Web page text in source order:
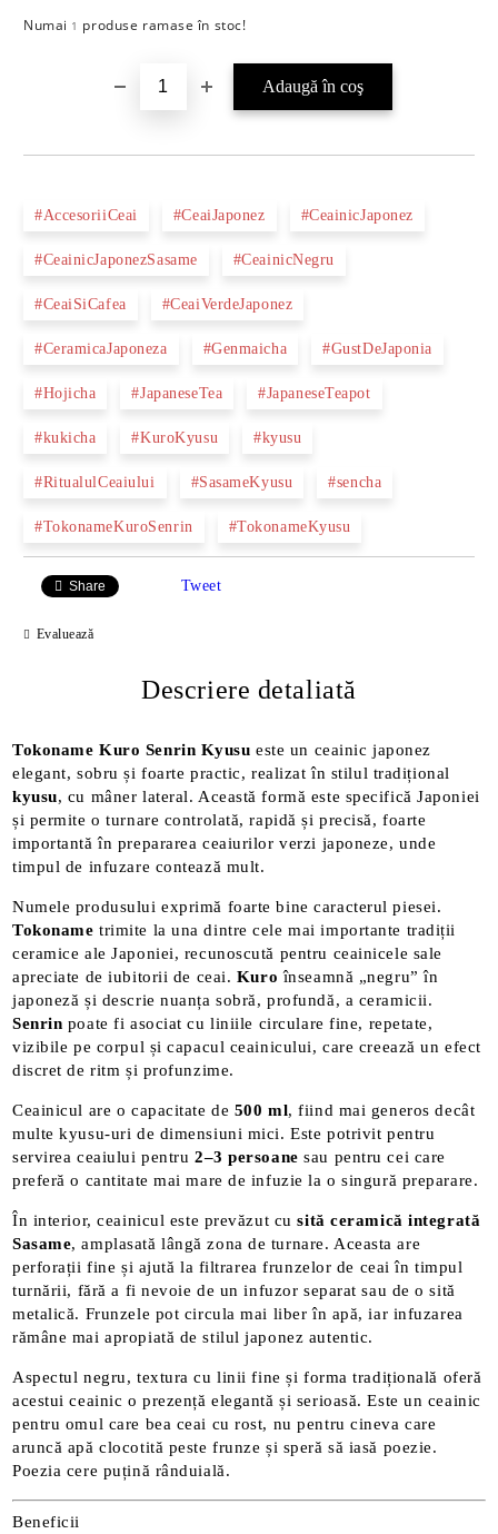
Numai 1 produse ramase în stoc!
#AccesoriiCeai #CeaiJaponez #CeainicJaponez
#CeainicJaponezSasame #CeainicNegru
#CeaiSiCafea #CeaiVerdeJaponez
#CeramicaJaponeza #Genmaicha #GustDeJaponia
#Hojicha #JapaneseTea #JapaneseTeapot
#kukicha #KuroKyusu #kyusu
#RitualulCeaiului #SasameKyusu #sencha
#TokonameKuroSenrin #TokonameKyusu
Share Tweet
Evaluează
Descriere detaliată
Tokoname Kuro Senrin Kyusu este un ceainic japonez
elegant, sobru și foarte practic, realizat în stilul tradițional
kyusu, cu mâner lateral. Această formă este specifică Japoniei
și permite o turnare controlată, rapidă și precisă, foarte
importantă în prepararea ceaiurilor verzi japoneze, unde
timpul de infuzare contează mult.
Numele produsului exprimă foarte bine caracterul piesei.
Tokoname trimite la una dintre cele mai importante tradiții
ceramice ale Japoniei, recunoscută pentru ceainicele sale
apreciate de iubitorii de ceai. Kuro înseamnă „negru” în
japoneză și descrie nuanța sobră, profundă, a ceramicii.
Senrin poate fi asociat cu liniile circulare fine, repetate,
vizibile pe corpul și capacul ceainicului, care creează un efect
discret de ritm și profunzime.
Ceainicul are o capacitate de 500 ml, fiind mai generos decât
multe kyusu-uri de dimensiuni mici. Este potrivit pentru
servirea ceaiului pentru 2–3 persoane sau pentru cei care
preferă o cantitate mai mare de infuzie la o singură preparare.
În interior, ceainicul este prevăzut cusită ceramică integrată
Sasame, amplasată lângă zona de turnare. Aceasta are
perforații fine și ajută la filtrarea frunzelor de ceai în timpul
turnării, fără a fi nevoie de un infuzor separat sau de o sită
metalică. Frunzele pot circula mai liber în apă, iar infuzarea
rămâne mai apropiată de stilul japonez autentic.
Aspectul negru, textura cu linii fine și forma tradițională oferă
acestui ceainic o prezență elegantă și serioasă. Este un ceainic
pentru omul care bea ceai cu rost, nu pentru cineva care
aruncă apă clocotită peste frunze și speră să iasă poezie.
Poezia cere puțină rânduială.
Beneficii